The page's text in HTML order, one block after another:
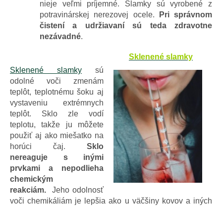
nieje veľmi príjemné. Slamky sú vyrobené z
potravinárskej nerezovej ocele.
Pri správnom
čistení a udržiavaní sú teda zdravotne
nezávadné.
Sklenené slamky
Sklenené slamky sú
odolné voči zmenám
teplôt, teplotnému šoku aj
vystaveniu extrémnych
teplôt. Sklo zle vodí
teplotu, takže ju môžete
použiť aj ako miešatko na
horúci čaj. Sklo
nereaguje s inými
prvkami a nepodlieha
chemickým
reakciám.
Jeho odolnosť
voči chemikáliám je lepšia ako u väčšiny kovov a iných